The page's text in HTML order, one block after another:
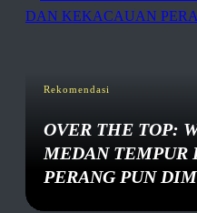
Rekomendasi
OVER THE TOP:
MEDAN TEMPUR
PERANG PUN